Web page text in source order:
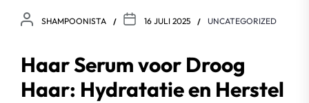
SHAMPOONISTA 16 JULI 2025 UNCATEGORIZED
Haar Serum voor Droog
Haar: Hydratatie en Herstel